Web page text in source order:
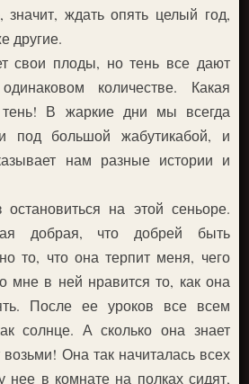
значит, ждать опять целый год,
другие.
свои плоды, но тень все дают
количестве. Какая
тень! В жаркие дни мы всегда
под большой жабутикабой, и
нам разные истории и
на этой сеньоре.
добрая, что добрей быть
то, что она терпит меня, чего
мне в ней нравится то, как она
После ее уроков все всем
солнце. А сколько она знает
Она так начиталась всех
нее в комнате на полках сидят,